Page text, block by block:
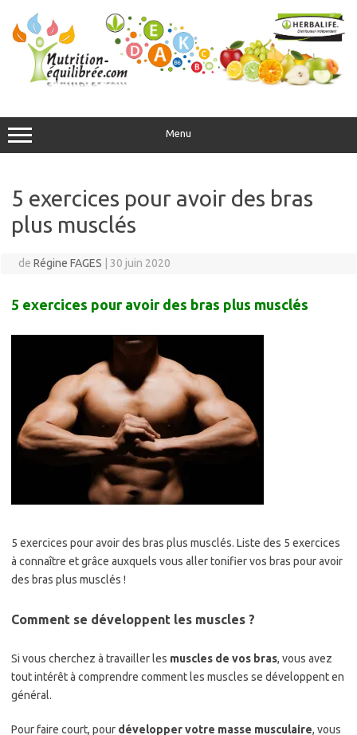
contenu
Menu
5 exercices pour avoir des bras
plus musclés
de Régine FAGES 30 juin 2020
5 exercices pour avoir des bras plus musclés
5 exercices pour avoir des bras plus musclés. Liste des 5 exercices
à connaître et grâce auxquels vous aller tonifier vos bras pour avoir
des bras plus musclés !
Comment se développent les muscles ?
Si vous cherchez à travailler les muscles de vos bras, vous avez
tout intérêt à comprendre comment les muscles se développent en
général.
Pour faire court, pour développer votre masse musculaire, vous